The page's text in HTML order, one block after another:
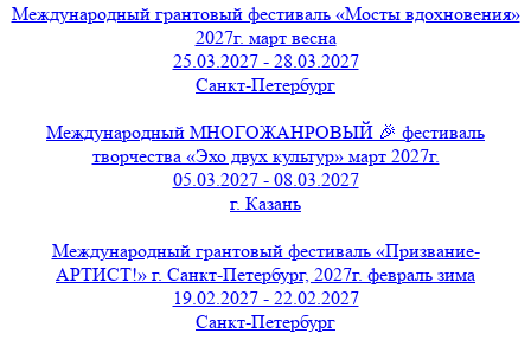
Международный грантовый фестиваль «Мосты вдохновения»
2027г. март весна
25.03.2027 - 28.03.2027
Санкт-Петербург
Международный МНОГОЖАНРОВЫЙ 🎉 фестиваль
творчества «Эхо двух культур» март 2027г.
05.03.2027 - 08.03.2027
г. Казань
Международный грантовый фестиваль «Призвание-
АРТИСТ!» г. Санкт-Петербург, 2027г. февраль зима
19.02.2027 - 22.02.2027
Санкт-Петербург